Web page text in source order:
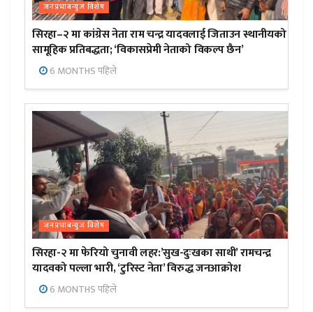
जनप्रभाबन्युज विशेष
सिरहा–२ मा कांग्रेस नेता राम चन्द्र यादवलाई जिताउन स्थानीयको
सामूहिक प्रतिबद्धता; ‘विकासप्रेमी नेताको विकल्प छैन’
6 MONTHS पहिले
जनप्रभाबन्युज विशेष
सिरहा-२ मा फेरियो चुनावी लहर:’सुख-दुःखका साथी’ रामचन्द्र
यादवको पल्ला भारी, ‘टुरिस्ट नेता’ विरुद्ध जनआक्रोश
6 MONTHS पहिले